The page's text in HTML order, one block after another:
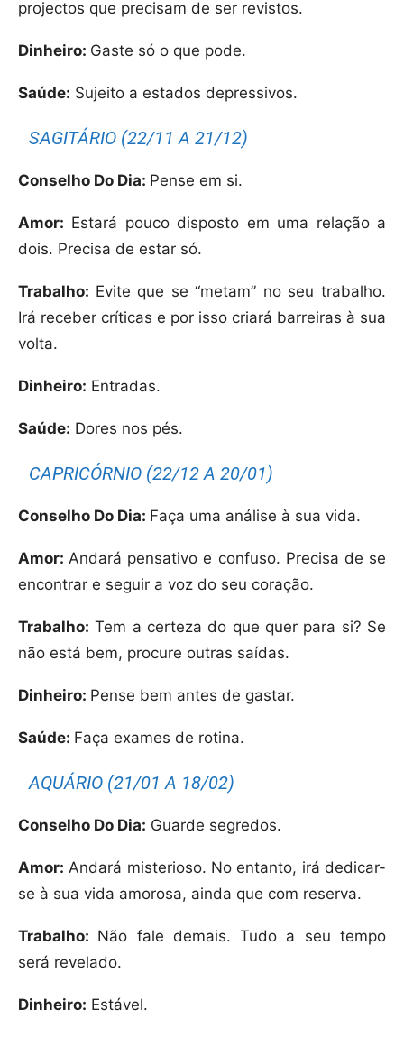
projectos que precisam de ser revistos.
Dinheiro: Gaste só o que pode.
Saúde: Sujeito a estados depressivos.
SAGITÁRIO (22/11 A 21/12)
Conselho Do Dia: Pense em si.
Amor: Estará pouco disposto em uma relação a
dois. Precisa de estar só.
Trabalho: Evite que se “metam” no seu trabalho.
Irá receber críticas e por isso criará barreiras à sua
volta.
Dinheiro: Entradas.
Saúde: Dores nos pés.
CAPRICÓRNIO (22/12 A 20/01)
Conselho Do Dia: Faça uma análise à sua vida.
Amor:Andará pensativo e confuso. Precisa de se
encontrar e seguir a voz do seu coração.
Trabalho: Tem a certeza do que quer para si? Se
não está bem, procure outras saídas.
Dinheiro: Pense bem antes de gastar.
Saúde: Faça exames de rotina.
AQUÁRIO (21/01 A 18/02)
Conselho Do Dia: Guarde segredos.
Amor: Andará misterioso. No entanto, irá dedicar-
se à sua vida amorosa, ainda que com reserva.
Trabalho: Não fale demais. Tudo a seu tempo
será revelado.
Dinheiro: Estável.